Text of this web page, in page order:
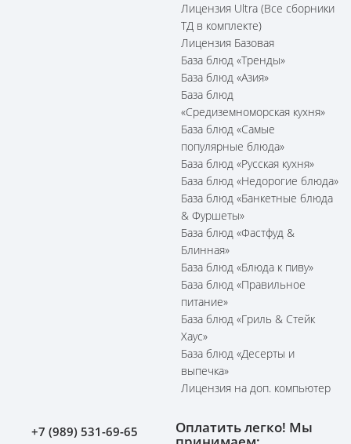
Лицензия Ultra (Все сборники
ТД в комплекте)
Лицензия Базовая
База блюд «Тренды»
База блюд «Азия»
База блюд
«Средиземноморская кухня»
База блюд «Самые
популярные блюда»
База блюд «Русская кухня»
База блюд «Недорогие блюда»
База блюд «Банкетные блюда
& Фуршеты»
База блюд «Фастфуд &
Блинная»
База блюд «Блюда к пиву»
База блюд «Правильное
питание»
База блюд «Гриль & Стейк
Хаус»
База блюд «Десерты и
выпечка»
Лицензия на доп. компьютер
+7 (989) 531-69-65 Оплатить легко! Мы